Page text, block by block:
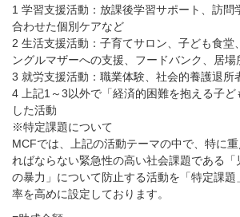
1 学習支援活動：放課後学習サポート、訪問
合わせた個別ケアなど
2 生活支援活動：子育てサロン、子ども食堂
ングルマザーへの支援、フードバンク、居場
3 就労支援活動：職業体験、社会的養護退所
4 上記1～3以外で「経済的困難を抱える子ど
した活動
※特定課題について
MCFでは、上記の活動テーマの中で、特に
ればならない緊急性の高い社会課題である
の暴力」について防止する活動を「特定課題
率を高めに設定しております。